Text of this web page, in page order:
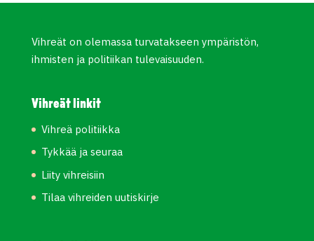
Vihreät on olemassa turvatakseen ympäristön,
ihmisten ja politiikan tulevaisuuden.
Vihreät linkit
Vihreä politiikka
Tykkää ja seuraa
Liity vihreisiin
Tilaa vihreiden uutiskirje